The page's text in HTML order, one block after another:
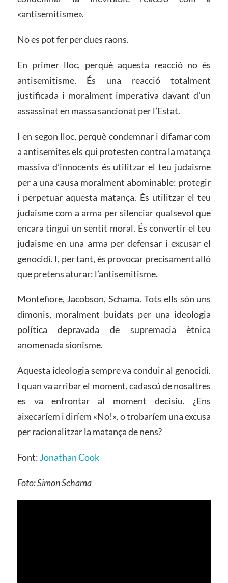
«antisemitisme».
No es pot fer per dues raons.
En primer lloc, perquè aquesta reacció no és
antisemitisme. És una reacció totalment
justificada i moralment imperativa davant d’un
assassinat en massa sancionat per l’Estat.
I en segon lloc, perquè condemnar i difamar com
a antisemites els qui protesten contra la matança
massiva d’innocents és utilitzar el teu judaisme
per a una causa moralment abominable: protegir
i perpetuar aquesta matança. És utilitzar el teu
judaisme com a arma per silenciar qualsevol que
encara tingui un sentit moral. És convertir el teu
judaisme en una arma per defensar i excusar el
genocidi. I, per tant, és provocar precisament allò
que pretens aturar: l’antisemitisme.
Montefiore, Jacobson, Schama. Tots ells són uns
dimonis, moralment buidats per una ideologia
política depravada de supremacia ètnica
anomenada sionisme.
Aquesta ideologia sempre va conduir al genocidi.
I quan va arribar el moment, cadascú de nosaltres
es va enfrontar al moment decisiu. ¿Ens
aixecaríem i diríem «No!», o trobaríem una excusa
per racionalitzar la matança de nens?
Font: Jonathan Cook
Foto: Simon Schama